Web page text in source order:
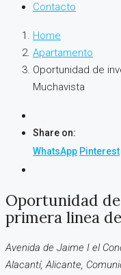
Contacto
Home
Apartamento
Oportunidad de
Muchavista
Share on:
WhatsApp Pinterest
Oportunidad
primera linea
Avenida de Jaime I el
Alacantí, Alicante,